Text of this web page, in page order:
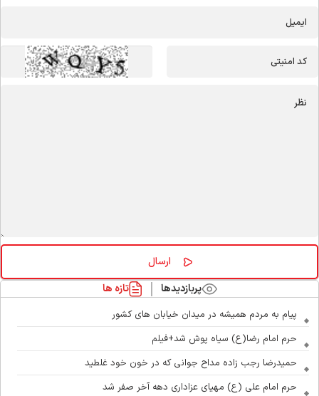
پربازدیدها تازه ها
پیام به مردم همیشه در میدان خیابان های کشور
حرم امام رضا(ع) سیاه پوش شد+فیلم
حمیدرضا رجب زاده مداح جوانی که در خون خود غلطید
حرم امام علی (ع) مهیای عزاداری دهه آخر صفر شد